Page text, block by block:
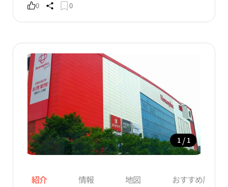
0 0
1 / 1
紹介 情報 地図 おすすめ周辺